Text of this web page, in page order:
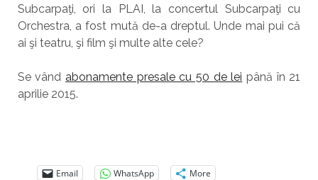
Subcarpaţi, ori la PLAI, la concertul Subcarpaţi cu
Orchestra, a fost mută de-a dreptul. Unde mai pui că
ai şi teatru, şi film şi multe alte cele?
Se vând abonamente presale cu 50 de lei până în 21
aprilie 2015.
Email WhatsApp More